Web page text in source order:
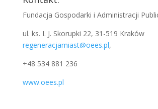
Fundacja Gospodarki i Administracji
ul. ks. I. J. Skorupki 22, 31-519 Kraków
regeneracjamiast@oees.pl,
+48 534 881 236
www.oees.pl